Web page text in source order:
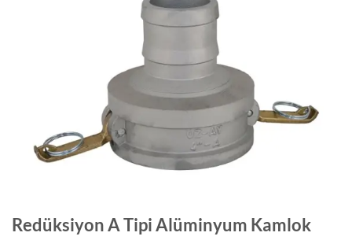
Redüksiyon A Tipi Alüminyum Kamlok